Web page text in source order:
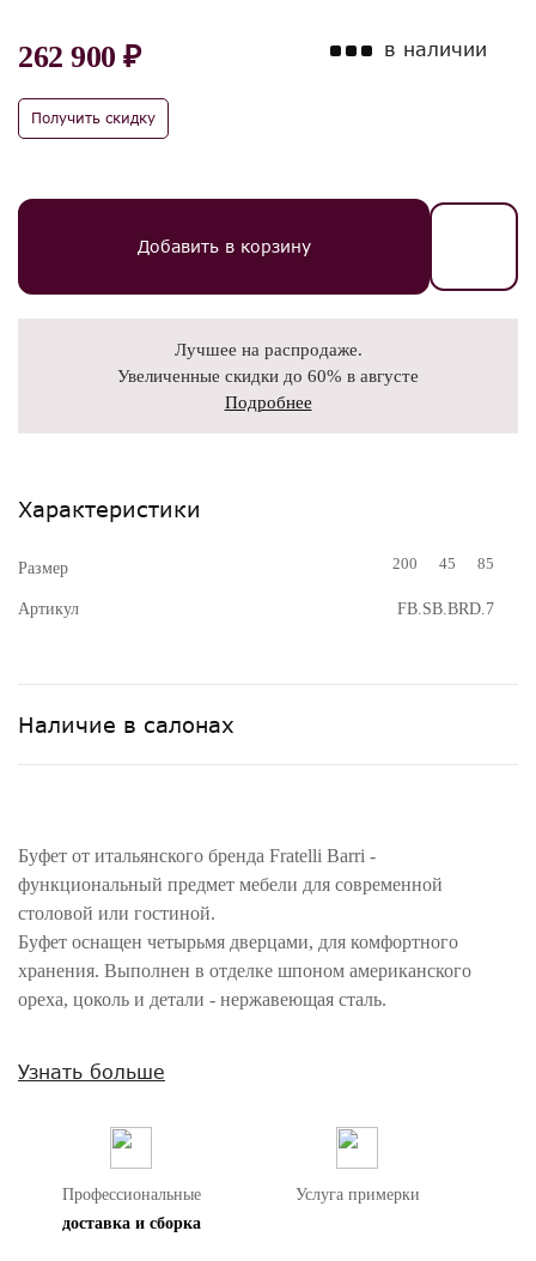
262 900 ₽
Получить скидку
в наличии
Добавить в корзину
Лучшее на распродаже.
Увеличенные скидки до 60% в августе
Подробнее
Характеристики
Размер 200 45 85
Артикул FB.SB.BRD.7
Наличие в салонах
Буфет от итальянского бренда Fratelli Barri -
функциональный предмет мебели для современной
столовой или гостиной.
Буфет оснащен четырьмя дверцами, для комфортного
хранения. Выполнен в отделке шпоном американского
ореха, цоколь и детали - нержавеющая сталь.
особенностей цветопередачи различных мониторов.
Узнать больше
Профессиональные
доставка и сборка
Услуга примерки